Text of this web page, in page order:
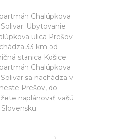
Chalúpkova
Ubytovanie
ulica Prešov
33 km od
stanica Košice.
Chalúpkova
sa nachádza v
Prešov, do
naplánovať vašú